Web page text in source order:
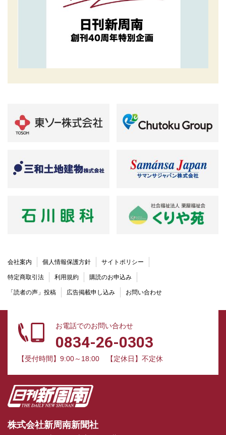
会社案内 個人情報保護方針 サイトポリシー
特定商取引法 利用規約 購読のお申込み
「読者の声」投稿 広告掲載申し込み お問い合わせ
お電話でのお問い合わせ
0834-26-0303
【受付時間】9:00～18:00 【定休日】不定休
株式会社新周南新聞社